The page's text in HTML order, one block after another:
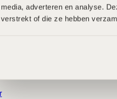
media, adverteren en analyse.
verstrekt of die ze hebben